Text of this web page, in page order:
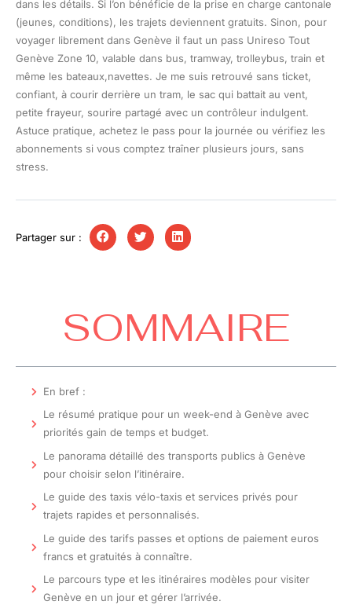
dans les détails. Si l’on bénéficie de la prise en charge cantonale
(jeunes, conditions), les trajets deviennent gratuits. Sinon, pour
voyager librement dans Genève il faut un pass Unireso Tout
Genève Zone 10, valable dans bus, tramway, trolleybus, train et
même les bateaux,navettes. Je me suis retrouvé sans ticket,
confiant, à courir derrière un tram, le sac qui battait au vent,
petite frayeur, sourire partagé avec un contrôleur indulgent.
Astuce pratique, achetez le pass pour la journée ou vérifiez les
abonnements si vous comptez traîner plusieurs jours, sans
stress.
Partager sur :
SOMMAIRE
En bref :
Le résumé pratique pour un week-end à Genève avec
priorités gain de temps et budget.
Le panorama détaillé des transports publics à Genève
pour choisir selon l’itinéraire.
Le guide des taxis vélo-taxis et services privés pour
trajets rapides et personnalisés.
Le guide des tarifs passes et options de paiement euros
francs et gratuités à connaître.
Le parcours type et les itinéraires modèles pour visiter
Genève en un jour et gérer l’arrivée.